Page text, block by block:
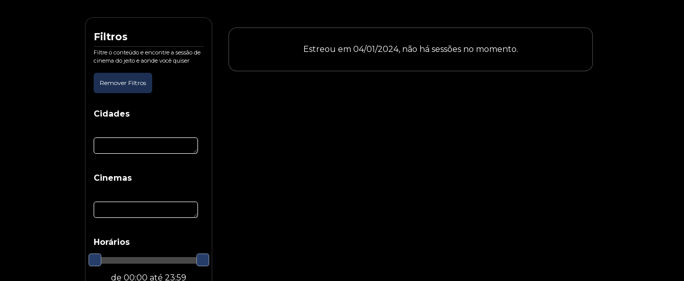
Filtros
Filtre o conteúdo e encontre a sessão de
cinema do jeito e aonde você quiser
Remover Filtros
Cidades
Cinemas
Horários
Estreou em 04/01/2024, não há sessões no momento.